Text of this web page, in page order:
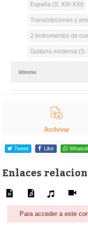
España (S. XIX-XXI)
Transcripciones y
2 Instrumentos de
Guitarra moderna (S.
Idioma
Archivar
Tweet Like
Enlaces
Para acceder a este